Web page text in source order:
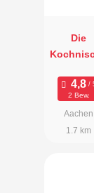
Die
2 Bew.
Aachen
1.7 km